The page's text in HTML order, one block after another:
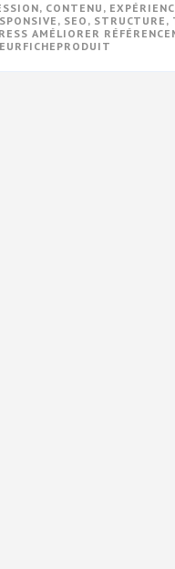
, CONTENU ,
, SEO , STRUCTURE ,
AMÉLIORER